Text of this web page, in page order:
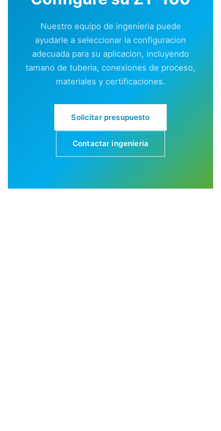
Nuestro equipo de ingenieria puede
ayudarle a seleccionar la configuracion
adecuada para su aplicacion, incluyendo
tamano de tuberia, conexiones de proceso,
materiales y certificaciones.
Solicitar presupuesto
Contactar ingenieria